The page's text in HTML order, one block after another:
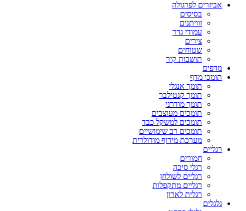
אביזרים לפרגולה
בסיסים
זוויתנים
עמודי גדר
צירים
שטוחים
תושבות קיר
מדפים
תומכי מדף
תומך אנגלי
תומך קנטילבר
תומך מודרני
תומכים מעוצבים
תומכים למשקל כבד
תומכים רב שימושיים
מערכת מידוף מודולרית
רגליים
חמורים
רגלי סיכה
רגליים לשולחן
רגליים מתקפלות
רגלית לארון
גלגלים